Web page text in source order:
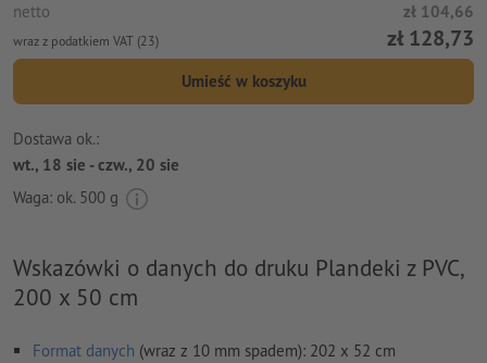
netto zł 104,66
wraz z podatkiem VAT (23) zł 128,73
Umieść w koszyku
Dostawa ok.:
wt., 18 sie - czw., 20 sie
Waga: ok. 500 g
Wskazówki o danych do druku Plandeki z PVC,
200 x 50 cm
Format danych (wraz z 10 mm spadem): 202 x 52 cm